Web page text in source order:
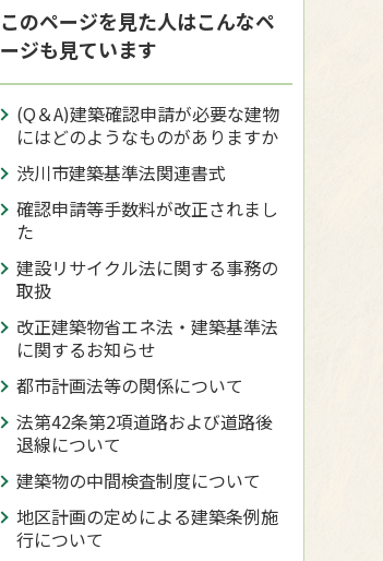
このページを見た人はこんなペ
ージも見ています
(Q＆A)建築確認申請が必要な建物
にはどのようなものがありますか
渋川市建築基準法関連書式
確認申請等手数料が改正されまし
た
建設リサイクル法に関する事務の
取扱
改正建築物省エネ法・建築基準法
に関するお知らせ
都市計画法等の関係について
法第42条第2項道路および道路後
退線について
建築物の中間検査制度について
地区計画の定めによる建築条例施
行について